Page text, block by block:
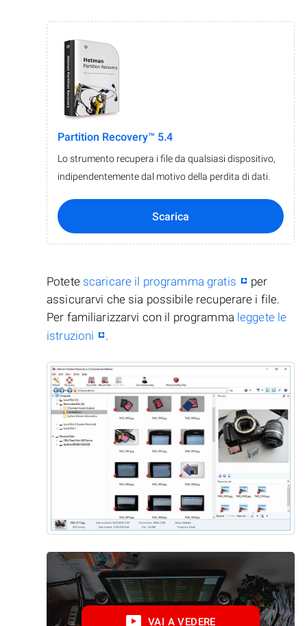
Partition Recovery™ 5.4
Lo strumento recupera i file da qualsiasi dispositivo,
indipendentemente dal motivo della perdita di dati.
Scarica
Potete scaricare il programma gratis
per
assicurarvi che sia possibile recuperare i file.
Per familiarizzarvi con il programma leggete le
istruzioni
.
VAI A VEDERE